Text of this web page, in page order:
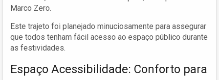
Marco Zero.
Este trajeto foi planejado minuciosamente para assegurar
que todos tenham fácil acesso ao espaço público durante
as festividades.
Espaço Acessibilidade: Conforto para